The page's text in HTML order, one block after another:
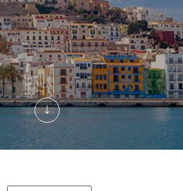
legal info